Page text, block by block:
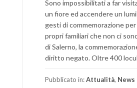
Sono impossibilitati a far
un fiore ed accendere un
gesti di commemorazione
propri familiari che non ci
di Salerno, la
diritto negato. Oltre 400
Pubblicato in:Attualità, News